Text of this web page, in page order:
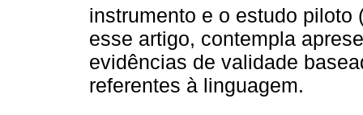
instrumento e o estudo piloto
esse artigo, contempla
evidências de validade
referentes à linguagem.